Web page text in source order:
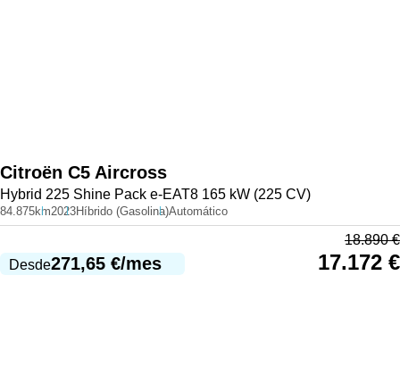
Citroën C5 Aircross
Hybrid 225 Shine Pack e-EAT8 165 kW (225 CV)
84.875km2023Híbrido (Gasolina)Automático
Desde271,65 €/mes
18.890€
17.172 €